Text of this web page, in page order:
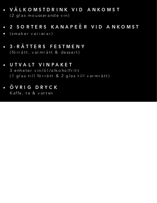
VÄLKOMSTDRINK VID ANKOMST
(2 glas mousserande vin)
2 SORTERS KANAPEÈR VID ANKOMST
(smaker varierar)
3-RÄTTERS FESTMENY
(förrätt, varmrätt & dessert)
UTVALT VINPAKET
3 enheter vin/öl/alkoholfritt
(1 glas till förrätt & 2 glas till varmrätt)
ÖVRIG DRYCK
Kaffe, te & vatten